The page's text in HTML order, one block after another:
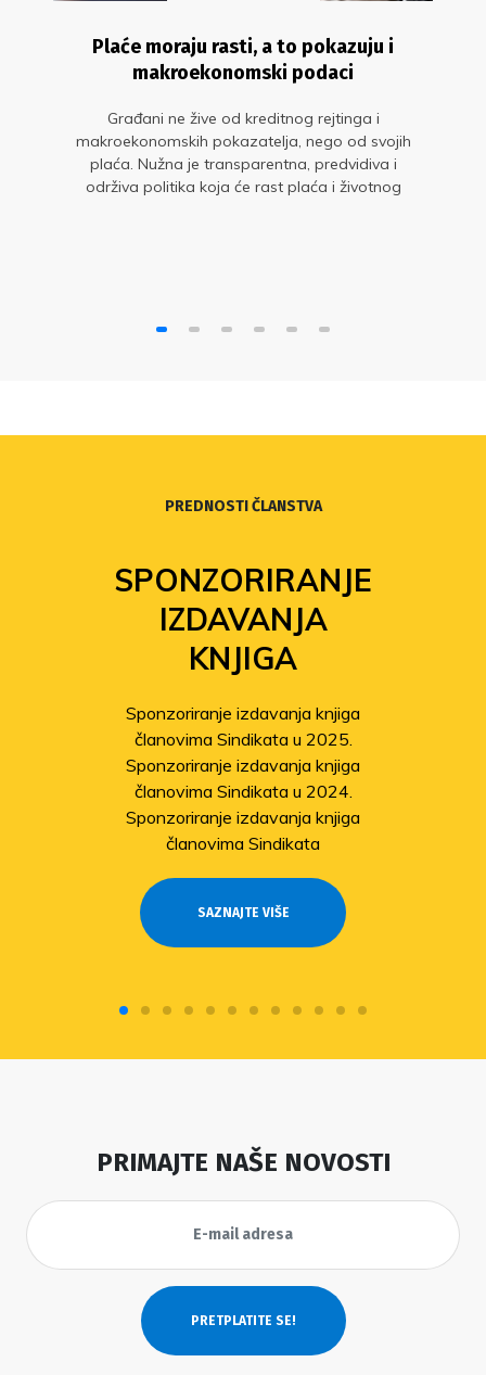
Plaće moraju rasti, a to pokazuju i
makroekonomski podaci
Građani ne žive od kreditnog rejtinga i
makroekonomskih pokazatelja, nego od svojih
plaća. Nužna je transparentna, predvidiva i
održiva politika koja će rast plaća i životnog
PREDNOSTI ČLANSTVA
SPONZORIRANJE
IZDAVANJA
KNJIGA
Sponzoriranje izdavanja knjiga
članovima Sindikata u 2025.
Sponzoriranje izdavanja knjiga
članovima Sindikata u 2024.
Sponzoriranje izdavanja knjiga
članovima Sindikata
SAZNAJTE VIŠE
PRIMAJTE NAŠE NOVOSTI